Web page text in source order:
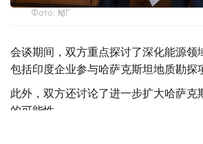
Фото: ҚМГ
会谈期间，双方重点探讨了深化能源领
包括印度企业参与哈萨克斯坦地质勘探
此外，双方还讨论了进一步扩大哈萨克
的可能性。